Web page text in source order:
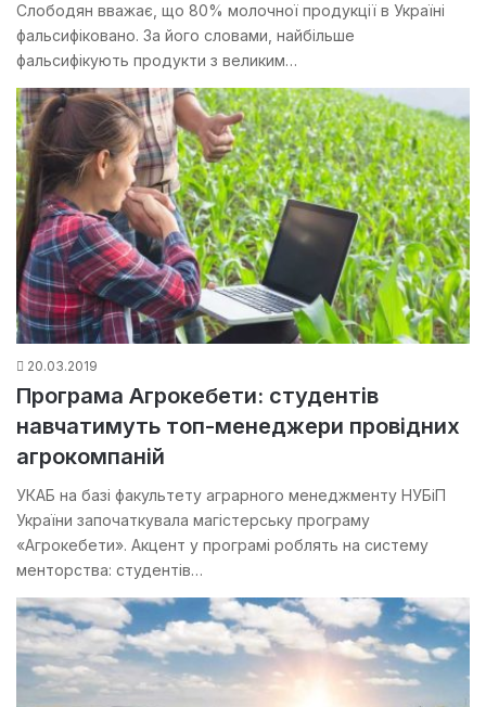
Слободян вважає, що 80% молочної продукції в Україні
фальсифіковано. За його словами, найбільше
фальсифікують продукти з великим…
20.03.2019
Програма Агрокебети: студентів
навчатимуть топ-менеджери провідних
агрокомпаній
УКАБ на базі факультету аграрного менеджменту НУБіП
України започаткувала магістерську програму
«Агрокебети». Акцент у програмі роблять на систему
менторства: студентів…